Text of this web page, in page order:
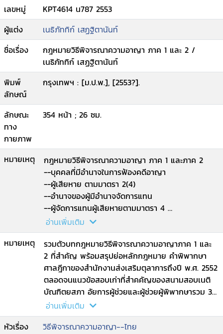
เลขหมู่
KPT4614 น787 2553
ผู้แต่ง
เนธิภัททิก์ เสฏฐิตานันท์
ชื่อเรื่อง
กฎหมายวิธีพิจารณาความอาญา ภาค 1 และ 2 /
เนธิภัททิก์ เสฏฐิตานันท์
พิมพ์
ลักษณ์
กรุงเทพฯ : [ม.ป.พ.], [2553?].
ลักษณะ
ทาง
กายภาพ
354 หน้า ; 26 ซม.
หมายเหตุ
กฎหมายวิธีพิจารณาความอาญา ภาค 1 และภาค 2
--บุคคลที่มีอำนาจในการฟ้องคดีอาญา
--ผู้เสียหาย ตามมาตรา 2(4)
--อำนาจของผู้มีอำนาจจัดการแทน
--ผู้จัดการแทนผู้เสียหายตามมาตรา 4
--อำนาจจัดการแทนผู้เสียหายตามมาตรา 5
--ผู้แทนเฉพาะคดี
--นิติบุคคลเป็นผู้ต้องหาหรือจำเลย
--สิทธิของผู้ต้องหา
--สิทธิของจำเลย...
อ่านเพิ่มเติม
หมายเหตุ
รวมตัวบทกฎหมายวิธีพิจารณาความอาญาภาค 1 และ
2 ที่สำคัญ พร้อมสรุปย่อหลักกฎหมาย คำพิพากษา
ศาลฎีกาของสำนักงานส่งเสริมตุลาการถึงปี พ.ศ. 2552
ตลอดจนแนวข้อสอบเก่าที่สำคคัญของสนามสอบเนติ
บัณฑิตยสภา อัยการผู้ช่วยและผู้ช่วยผู้พิพากษารวม 3
สนาม เหมาะสำหรับใช้เป็นแนวทางในการเตรียมสอบได้
เป็นอย่างดี.
อ่านเพิ่มเติม
หัวเรื่อง
วิธีพิจารณาความอาญา--ไทย